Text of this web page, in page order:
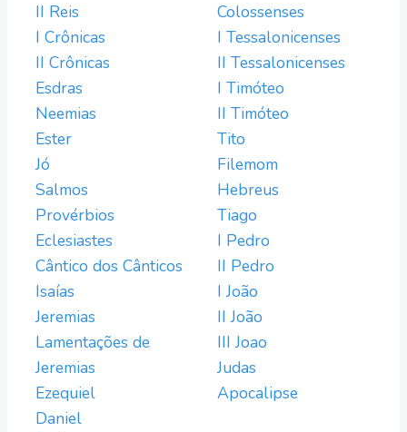
II Reis
I Crônicas
II Crônicas
Esdras
Neemias
Ester
Jó
Salmos
Provérbios
Eclesiastes
Cântico dos Cânticos
Isaías
Jeremias
Lamentações de
Jeremias
Ezequiel
Daniel
Colossenses
I Tessalonicenses
II Tessalonicenses
I Timóteo
II Timóteo
Tito
Filemom
Hebreus
Tiago
I Pedro
II Pedro
I João
II João
III Joao
Judas
Apocalipse